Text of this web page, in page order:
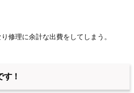
修理に余計な出費をしてしまう。
！